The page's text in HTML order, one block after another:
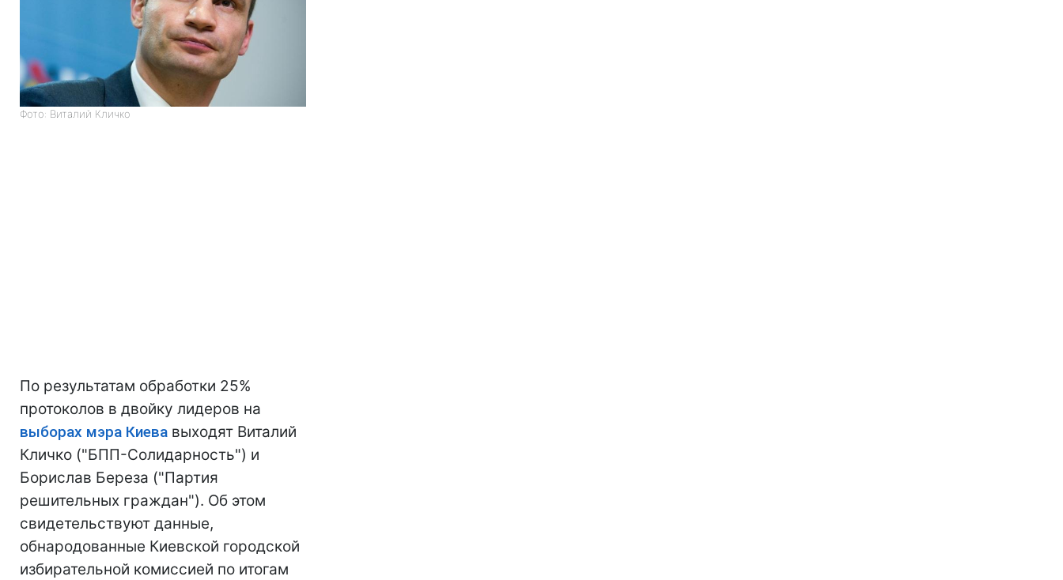
Фото: Виталий Кличко
По результатам обработки 25%
протоколов в двойку лидеров на
выборах мэра Киева выходят Виталий
Кличко ("БПП-Солидарность") и
Борислав Береза ("Партия
решительных граждан"). Об этом
свидетельствуют данные,
обнародованные Киевской городской
избирательной комиссией по итогам